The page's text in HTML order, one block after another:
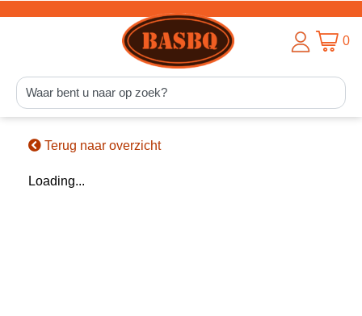
0
Terug naar overzicht
Loading...